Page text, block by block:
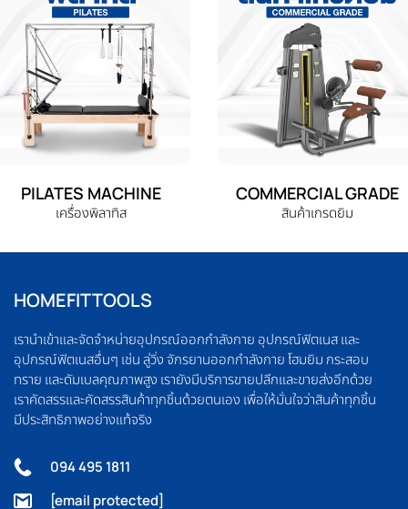
PILATES MACHINE
เครื่องพิลาทิส
COMMERCIAL GRADE
สินค้าเกรดยิม
HOMEFITTOOLS
เรานำเข้าและจัดจำหน่ายอุปกรณ์ออกกำลังกาย อุปกรณ์ฟิตเนส และ
อุปกรณ์ฟิตเนสอื่นๆ เช่น ลู่วิ่ง จักรยานออกกำลังกาย โฮมยิม กระสอบ
ทราย และดัมเบลคุณภาพสูง เรายังมีบริการขายปลีกและขายส่งอีกด้วย
เราคัดสรรและคัดสรรสินค้าทุกชิ้นด้วยตนเอง เพื่อให้มั่นใจว่าสินค้าทุกชิ้น
มีประสิทธิภาพอย่างแท้จริง
094 495 1811
[email protected]